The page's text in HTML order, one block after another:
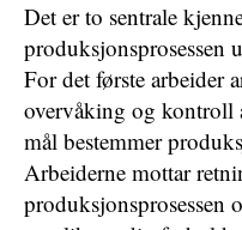
Det er to sentrale
produksjonsprosessen
For det første arbeider
overvåking og kontroll
mål bestemmer
Arbeiderne mottar
produksjonsprosessen